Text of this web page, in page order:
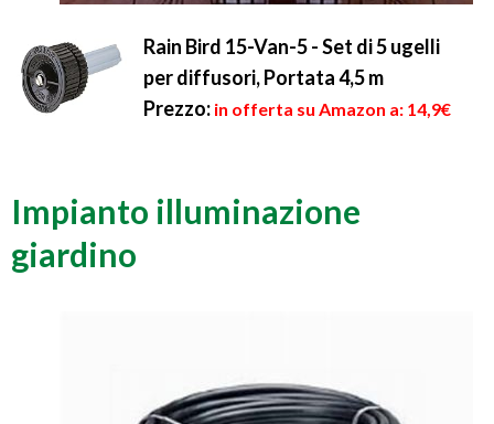
Rain Bird 15-Van-5 - Set di 5 ugelli
per diffusori, Portata 4,5 m
Prezzo: in offerta su Amazon a: 14,9€
Impianto illuminazione
giardino